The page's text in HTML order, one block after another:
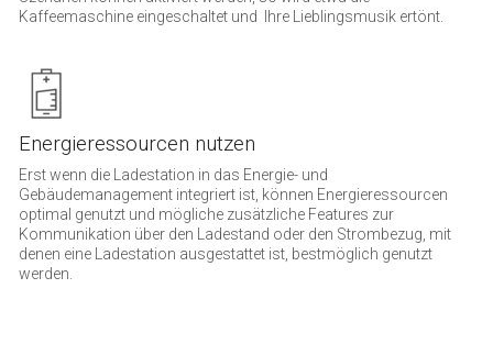
Kaffeemaschine eingeschaltet und Ihre Lieblingsmusik ertönt.
Energieressourcen nutzen
Erst wenn die Ladestation in das Energie- und
Gebäudemanagement integriert ist, können Energieressourcen
optimal genutzt und mögliche zusätzliche Features zur
Kommunikation über den Ladestand oder den Strombezug, mit
denen eine Ladestation ausgestattet ist, bestmöglich genutzt
werden.